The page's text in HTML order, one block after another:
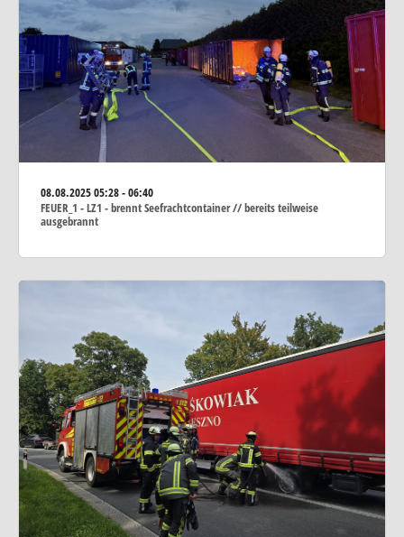
08.08.202505:28 - 06:40
FEUER_1 - LZ1 - brennt Seefrachtcontainer // bereits teilweise
ausgebrannt